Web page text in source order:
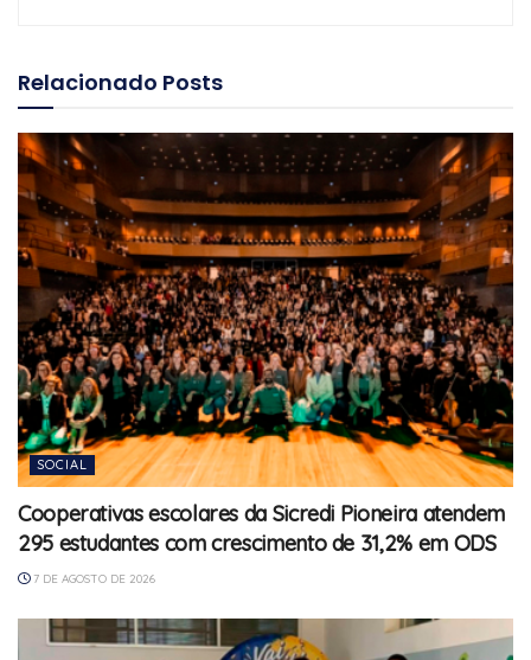
Relacionado Posts
SOCIAL
Cooperativas escolares da Sicredi Pioneira atendem
295 estudantes com crescimento de 31,2% em ODS
7 DE AGOSTO DE 2026